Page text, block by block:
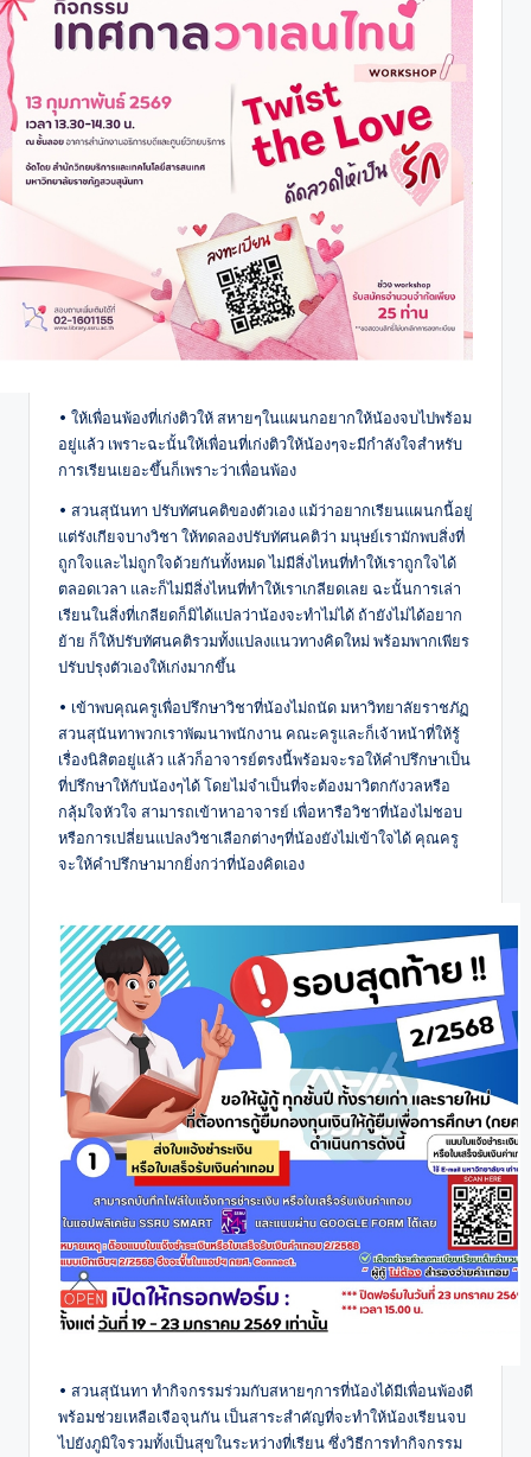
• ให้เพื่อนพ้องที่เก่งติวให้ สหายๆในแผนกอยากให้น้องจบไปพร้อม
อยู่แล้ว เพราะฉะนั้นให้เพื่อนที่เก่งติวให้น้องๆจะมีกำลังใจสำหรับ
การเรียนเยอะขึ้นก็เพราะว่าเพื่อนพ้อง
• สวนสุนันทา ปรับทัศนคติของตัวเอง แม้ว่าอยากเรียนแผนกนี้อยู่
แต่รังเกียจบางวิชา ให้ทดลองปรับทัศนคติว่า มนุษย์เรามักพบสิ่งที่
ถูกใจและไม่ถูกใจด้วยกันทั้งหมด ไม่มีสิ่งไหนที่ทำให้เราถูกใจได้
ตลอดเวลา และก็ไม่มีสิ่งไหนที่ทำให้เราเกลียดเลย ฉะนั้นการเล่า
เรียนในสิ่งที่เกลียดก็มิได้แปลว่าน้องจะทำไม่ได้ ถ้ายังไม่ได้อยาก
ย้าย ก็ให้ปรับทัศนคติรวมทั้งแปลงแนวทางคิดใหม่ พร้อมพากเพียร
ปรับปรุงตัวเองให้เก่งมากขึ้น
• เข้าพบคุณครูเพื่อปรึกษาวิชาที่น้องไม่ถนัด มหาวิทยาลัยราชภัฏ
สวนสุนันทาพวกเราพัฒนาพนักงาน คณะครูและก็เจ้าหน้าที่ให้รู้
เรื่องนิสิตอยู่แล้ว แล้วก็อาจารย์ตรงนี้พร้อมจะรอให้คำปรึกษาเป็น
ที่ปรึกษาให้กับน้องๆได้ โดยไม่จำเป็นที่จะต้องมาวิตกกังวลหรือ
กลุ้มใจหัวใจ สามารถเข้าหาอาจารย์ เพื่อหารือวิชาที่น้องไม่ชอบ
หรือการเปลี่ยนแปลงวิชาเลือกต่างๆที่น้องยังไม่เข้าใจได้ คุณครู
จะให้คำปรึกษามากยิ่งกว่าที่น้องคิดเอง
• สวนสุนันทา ทำกิจกรรมร่วมกับสหายๆการที่น้องได้มีเพื่อนพ้องดี
พร้อมช่วยเหลือเจือจุนกัน เป็นสาระสำคัญที่จะทำให้น้องเรียนจบ
ไปยังภูมิใจรวมทั้งเป็นสุขในระหว่างที่เรียน ซึ่งวิธีการทำกิจกรรม